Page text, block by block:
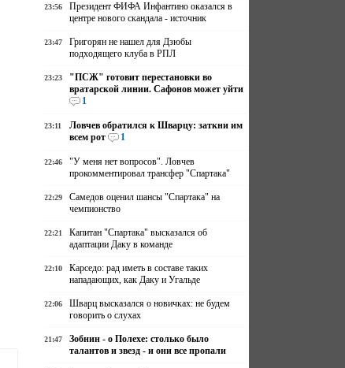
23:56
Президент ФИФА Инфантино оказался в
центре нового скандала - источник
23:47
Григорян не нашел для Дзюбы
подходящего клуба в РПЛ
23:23
"ПСЖ" готовит перестановки во
вратарской линии. Сафонов может уйти
1
23:11
Ловчев обратился к Шварцу: заткни им
всем рот
1
22:46
"У меня нет вопросов". Ловчев
прокомментировал трансфер "Спартака"
22:29
Самедов оценил шансы "Спартака" на
чемпионство
22:21
Капитан "Спартака" высказался об
адаптации Даку в команде
22:10
Карседо: рад иметь в составе таких
нападающих, как Даку и Угальде
22:06
Шварц высказался о новичках: не будем
говорить о слухах
21:47
Зобнин - о Полехе: столько было
талантов и звезд - и они все пропали